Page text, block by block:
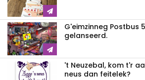
G'eimzinneg Postbus
gelanseerd.
't Neuzebal, kom t'r
neus dan feitelek?